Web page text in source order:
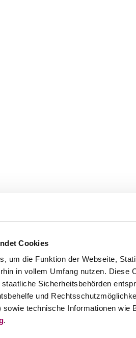
Cookies
um die Funktion der Webseite,
in vollem Umfang nutzen.
Sicherheitsbehörden
und
technische Informationen
.